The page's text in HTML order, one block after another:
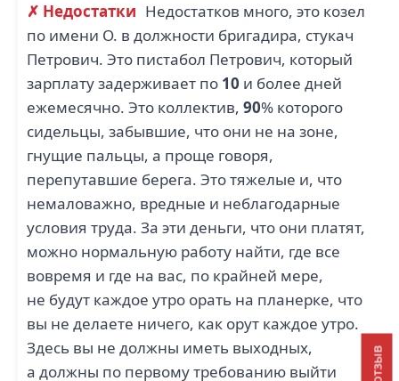
✗ Недостатки Недостатков много, это козел
по имени О. в должности бригадира, стукач
Петрович. Это пистабол Петрович, который
зарплату задерживает по 10 и более дней
ежемесячно. Это коллектив, 90% которого
сидельцы, забывшие, что они не на зоне,
гнущие пальцы, а проще говоря,
перепутавшие берега. Это тяжелые и, что
немаловажно, вредные и неблагодарные
условия труда. За эти деньги, что они платят,
можно нормальную работу найти, где все
вовремя и где на вас, по крайней мере,
не будут каждое утро орать на планерке, что
вы не делаете ничего, как орут каждое утро.
Здесь вы не должны иметь выходных,
а должны по первому требованию выйти